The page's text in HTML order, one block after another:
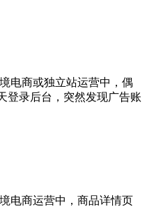
电商或独立站运营中，偶
登录后台，突然发现广告账
电商运营中，商品详情页